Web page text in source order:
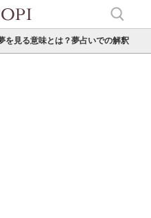
を見る意味とは？夢占いでの解釈